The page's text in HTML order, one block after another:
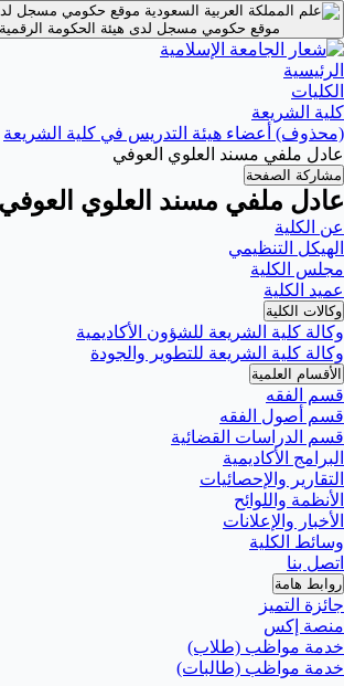
موقع حكومي مسجل لدى
موقع حكومي مسجل لدى هيئة الحكومة
الرئيسية
الكليات
كلية الشريعة
(محذوف) أعضاء هيئة التدريس في كلية الشريعة
عادل ملفي مسند العلوي العوفي
مشاركة الصفحة
عادل ملفي مسند العلوي العوفي
عن الكلية
الهيكل التنظيمي
مجلس الكلية
عميد الكلية
وكالات الكلية
وكالة كلية الشريعة للشؤون الأكاديمية
وكالة كلية الشريعة للتطوير والجودة
الأقسام العلمية
قسم الفقه
قسم أصول الفقه
قسم الدراسات القضائية
البرامج الأكاديمية
التقارير والإحصائيات
الأنظمة واللوائح
الأخبار والإعلانات
وسائط الكلية
اتصل بنا
روابط هامة
جائزة التميز
منصة إكس
خدمة مواظب (طلاب)
خدمة مواظب (طالبات)